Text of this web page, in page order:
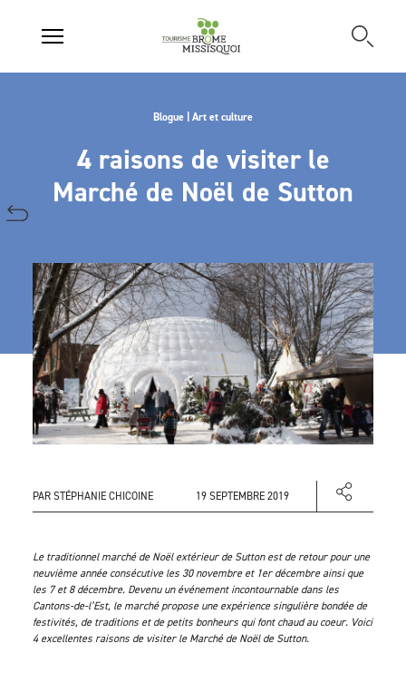
Blogue | Art et culture
4 raisons de visiter le
Marché de Noël de Sutton
PAR STÉPHANIE CHICOINE 19 SEPTEMBRE 2019
Le traditionnel marché de Noël extérieur de Sutton est de retour pour une
neuvième année consécutive les 30 novembre et 1er décembre ainsi que
les 7 et 8 décembre. Devenu un événement incontournable dans les
Cantons-de-l’Est, le marché propose une expérience singulière bondée de
festivités, de traditions et de petits bonheurs qui font chaud au coeur. Voici
4 excellentes raisons de visiter le Marché de Noël de Sutton.